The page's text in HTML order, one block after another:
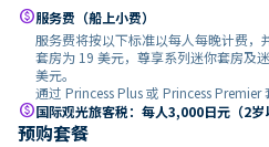
paid服务费（船上小费）
服务费将按以下标准以每人每晚计费，
套房为 19 美元，尊享系列迷你套房及
美元。
通过 Princess Plus 或 Princess Premier
paid国际观光旅客税：每人3,000日元（2
预购套餐